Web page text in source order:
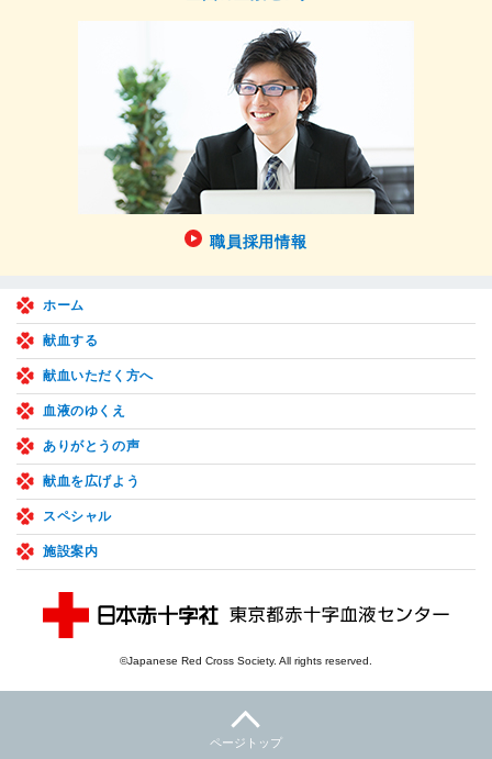
職員採用情報
ホーム
献血する
献血いただく方へ
血液のゆくえ
ありがとうの声
献血を広げよう
スペシャル
施設案内
©Japanese Red Cross Society. All rights reserved.
ページトップ